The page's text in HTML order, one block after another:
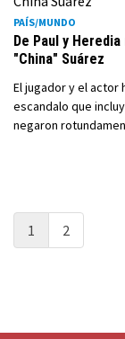
PAÍS/MUNDO
De Paul y
"China" Suárez
El jugador y el actor
escandalo que
negaron
1 2